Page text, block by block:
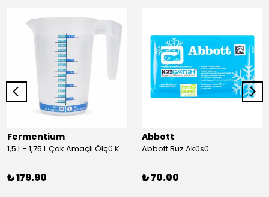
Fermentium
1,5 L - 1,75 L Çok Amaçlı Ölçü Kabı PlastArt
₺ 179.90
Abbott
Abbott Buz Aküsü
₺ 70.00